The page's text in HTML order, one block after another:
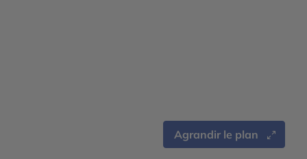
Agrandir le plan